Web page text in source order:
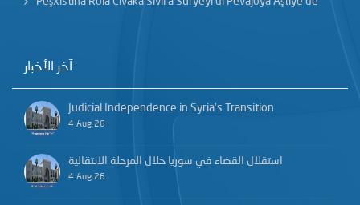
آخر الأخبار
Judicial Independence in Syria’s Transition
4 Aug 26
استقلال القضاء في سوريا خلال المرحلة الانتقالية
4 Aug 26